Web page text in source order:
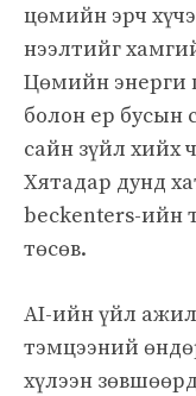
цөмийн эрч
нээлтийг
Цөмийн энерги
болон ер бусын
сайн зүйл хийх
Хятадар дунд
beckenters-ийн
төсөв.
AI-ийн үйл
тэмцээний
хүлээн